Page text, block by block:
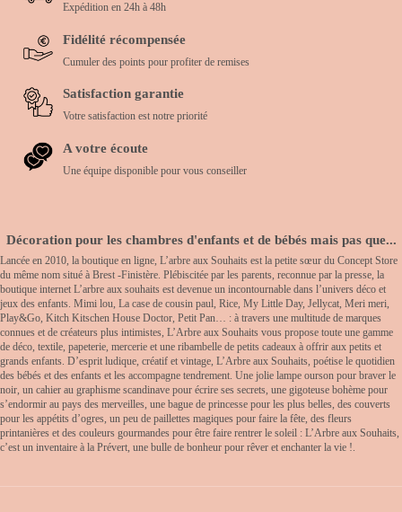
Expédition en 24h à 48h
Fidélité récompensée
Cumuler des points pour profiter de remises
Satisfaction garantie
Votre satisfaction est notre priorité
A votre écoute
Une équipe disponible pour vous conseiller
Décoration pour les chambres d'enfants et de bébés mais pas que...
Lancée en 2010, la boutique en ligne, L’arbre aux Souhaits est la petite sœur du Concept Store
du même nom situé à Brest -Finistère. Plébiscitée par les parents, reconnue par la presse, la
boutique internet L’arbre aux souhaits est devenue un incontournable dans l’univers déco et
jeux des enfants. Mimi lou, La case de cousin paul, Rice, My Little Day, Jellycat, Meri meri,
Play&Go, Kitch Kitschen House Doctor, Petit Pan… : à travers une multitude de marques
connues et de créateurs plus intimistes, L’Arbre aux Souhaits vous propose toute une gamme
de déco, textile, papeterie, mercerie et une ribambelle de petits cadeaux à offrir aux petits et
grands enfants. D’esprit ludique, créatif et vintage, L’Arbre aux Souhaits, poétise le quotidien
des bébés et des enfants et les accompagne tendrement. Une jolie lampe ourson pour braver le
noir, un cahier au graphisme scandinave pour écrire ses secrets, une gigoteuse bohème pour
s’endormir au pays des merveilles, une bague de princesse pour les plus belles, des couverts
pour les appétits d’ogres, un peu de paillettes magiques pour faire la fête, des fleurs
printanières et des couleurs gourmandes pour être faire rentrer le soleil : L’Arbre aux Souhaits,
c’est un inventaire à la Prévert, une bulle de bonheur pour rêver et enchanter la vie !.